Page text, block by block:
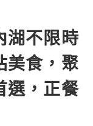
湖不限時
美食，聚
選，正餐